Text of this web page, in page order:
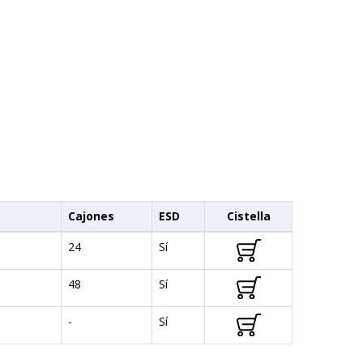
Cajones ESD
Cistella
24 Sí
48 Sí
- Sí